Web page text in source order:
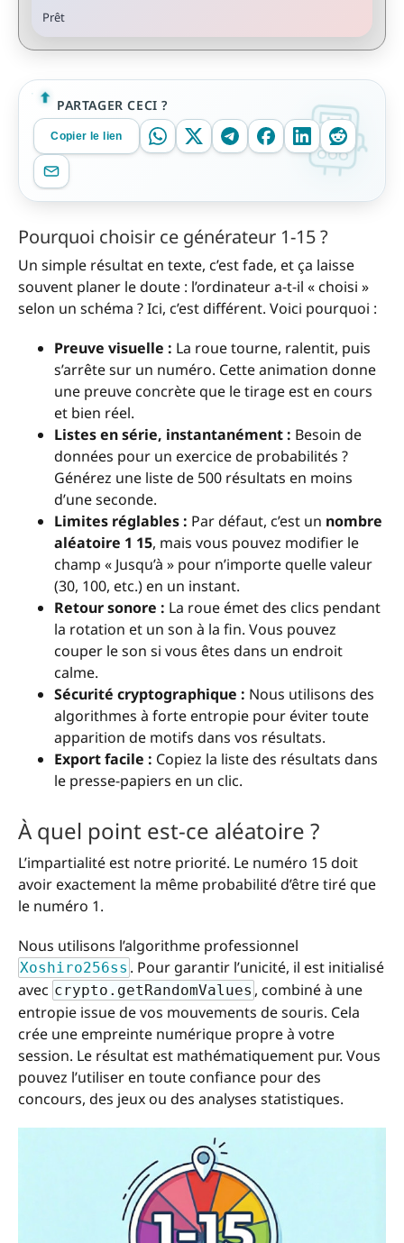
Prêt
PARTAGER CECI ?
Copier le lien
Pourquoi choisir ce générateur 1-15 ?
Un simple résultat en texte, c’est fade, et ça laisse
souvent planer le doute : l’ordinateur a-t-il « choisi »
selon un schéma ? Ici, c’est différent. Voici pourquoi :
Preuve visuelle : La roue tourne, ralentit, puis
s’arrête sur un numéro. Cette animation donne
une preuve concrète que le tirage est en cours
et bien réel.
Listes en série, instantanément : Besoin de
données pour un exercice de probabilités ?
Générez une liste de 500 résultats en moins
d’une seconde.
Limites réglables : Par défaut, c’est un nombre
aléatoire 1 15, mais vous pouvez modifier le
champ « Jusqu’à » pour n’importe quelle valeur
(30, 100, etc.) en un instant.
Retour sonore : La roue émet des clics pendant
la rotation et un son à la fin. Vous pouvez
couper le son si vous êtes dans un endroit
calme.
Sécurité cryptographique : Nous utilisons des
algorithmes à forte entropie pour éviter toute
apparition de motifs dans vos résultats.
Export facile : Copiez la liste des résultats dans
le presse-papiers en un clic.
À quel point est-ce aléatoire ?
L’impartialité est notre priorité. Le numéro 15 doit
avoir exactement la même probabilité d’être tiré que
le numéro 1.
Nous utilisons l’algorithme professionnel
Xoshiro256ss . Pour garantir l’unicité, il est initialisé
avec crypto.getRandomValues , combiné à une
entropie issue de vos mouvements de souris. Cela
crée une empreinte numérique propre à votre
session. Le résultat est mathématiquement pur. Vous
pouvez l’utiliser en toute confiance pour des
concours, des jeux ou des analyses statistiques.